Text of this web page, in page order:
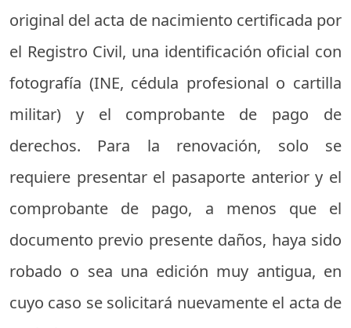
original del acta de nacimiento certificada por
el Registro Civil, una identificación oficial con
fotografía (INE, cédula profesional o cartilla
militar) y el comprobante de pago de
derechos. Para la renovación, solo se
requiere presentar el pasaporte anterior y el
comprobante de pago, a menos que el
documento previo presente daños, haya sido
robado o sea una edición muy antigua, en
cuyo caso se solicitará nuevamente el acta de